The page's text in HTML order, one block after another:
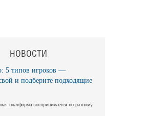
НОВОСТИ
5 типов игроков —
и подберите подходящие
платформа воспринимается по-разному